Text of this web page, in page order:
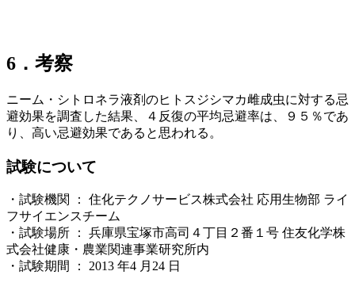
6．考察
ニーム・シトロネラ液剤のヒトスジシマカ雌成虫に対する忌
避効果を調査した結果、４反復の平均忌避率は、９５％であ
り、高い忌避効果であると思われる。
試験について
・試験機関 ： 住化テクノサービス株式会社 応用生物部 ライ
フサイエンスチーム
・試験場所 ： 兵庫県宝塚市高司４丁目２番１号 住友化学株
式会社健康・農業関連事業研究所内
・試験期間 ： 2013 年4 月24 日